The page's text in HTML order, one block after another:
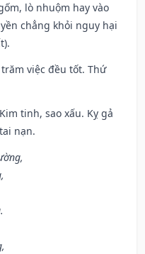
lò nhuộm hay vào
chẳng khỏi nguy hại
việc đều tốt. Thứ
tinh, sao xấu. Kỵ gả
nạn.